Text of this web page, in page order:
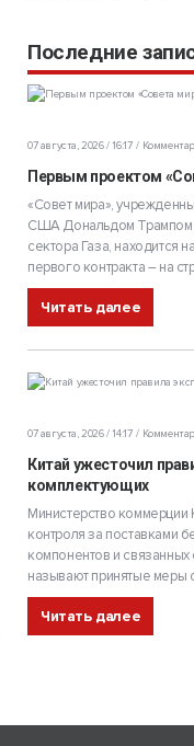
Последние
07 августа, 2026 / 16:17
Первым проектом
«Совет мира»,
США Дональдом Трампом
сектора Газа, находится
первого контракта – на
Читать далее
07 августа, 2026 / 14:17
Китай ужесточил
комплектующих
Министерство
контроля за поставками
компонентов и
называют принятые меры
Читать далее